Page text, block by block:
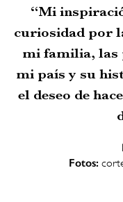
“Mi
curiosidad por
mi familia, las
mi país y su
el deseo de
Fotos: